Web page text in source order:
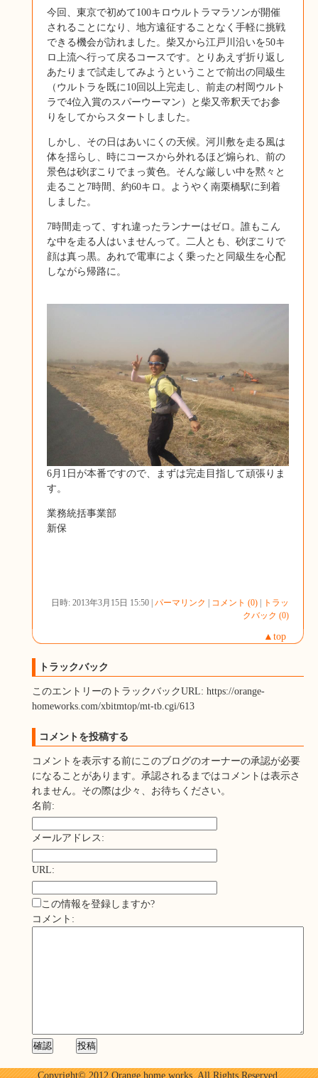
今回、東京で初めて100キロウルトラマラソンが開催
されることになり、地方遠征することなく手軽に挑戦
できる機会が訪れました。柴又から江戸川沿いを50キ
ロ上流へ行って戻るコースです。とりあえず折り返し
あたりまで試走してみようということで前出の同級生
（ウルトラを既に10回以上完走し、前走の村岡ウルト
ラで4位入賞のスパーウーマン）と柴又帝釈天でお参
りをしてからスタートしました。
しかし、その日はあいにくの天候。河川敷を走る風は
体を揺らし、時にコースから外れるほど煽られ、前の
景色は砂ぼこりでまっ黄色。そんな厳しい中を黙々と
走ること7時間、約60キロ。ようやく南栗橋駅に到着
しました。
7時間走って、すれ違ったランナーはゼロ。誰もこん
な中を走る人はいませんって。二人とも、砂ぼこりで
顔は真っ黒。あれで電車によく乗ったと同級生を心配
しながら帰路に。
6月1日が本番ですので、まずは完走目指して頑張りま
す。
業務統括事業部
新保
日時: 2013年3月15日 15:50 | パーマリンク コメント (0)
トラッ
クバック (0)
▲top
トラックバック
このエントリーのトラックバックURL: https://orange-
homeworks.com/xbitmtop/mt-tb.cgi/613
コメントを投稿する
コメントを表示する前にこのブログのオーナーの承認が必要
になることがあります。承認されるまではコメントは表示さ
れません。その際は少々、お待ちください。
名前:
メールアドレス:
URL:
この情報を登録しますか?
コメント:
Copyright© 2012 Orange home works. All Rights Reserved.